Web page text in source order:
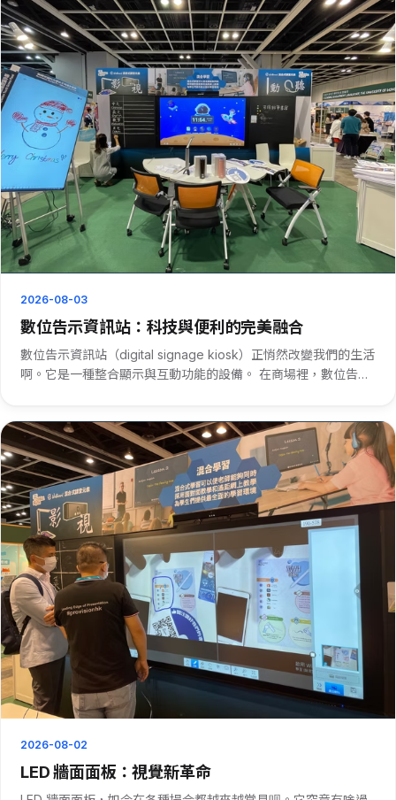
2026-08-03
數位告示資訊站：科技與便利的完美融合
數位告示資訊站（digital signage kiosk）正悄然改變我們的生活
啊。它是一種整合顯示與互動功能的設備。 在商場裡，數位告示
2026-08-02
LED 牆面面板：視覺新革命